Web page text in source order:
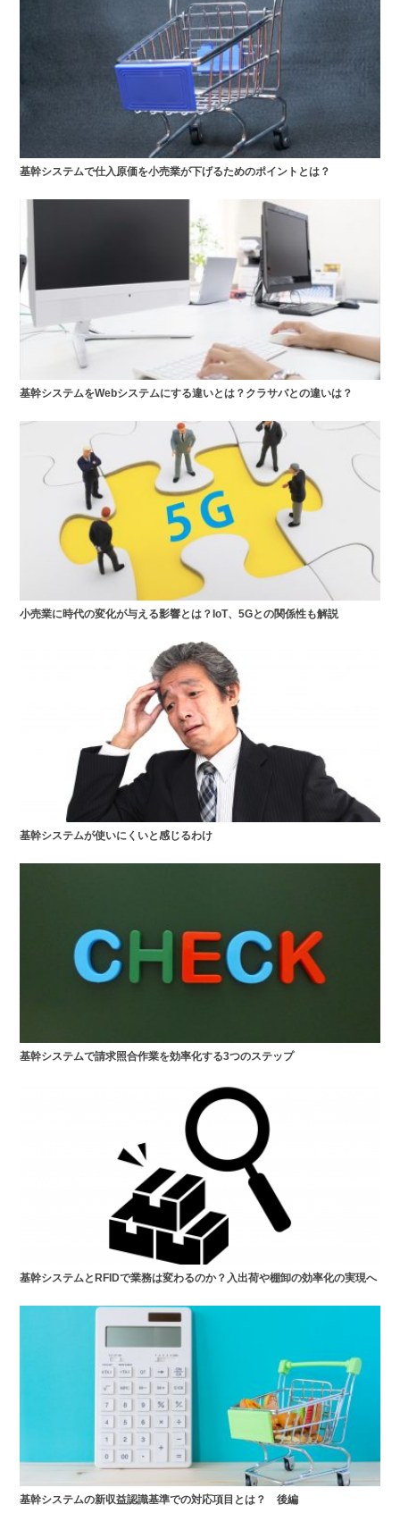
基幹システムで仕入原価を小売業が下げるためのポイントとは？
基幹システムをWebシステムにする違いとは？クラサバとの違いは？
小売業に時代の変化が与える影響とは？IoT、5Gとの関係性も解説
基幹システムが使いにくいと感じるわけ
基幹システムで請求照合作業を効率化する3つのステップ
基幹システムとRFIDで業務は変わるのか？入出荷や棚卸の効率化の実現へ
基幹システムの新収益認識基準での対応項目とは？ 後編